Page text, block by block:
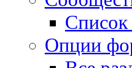
Список
Опции